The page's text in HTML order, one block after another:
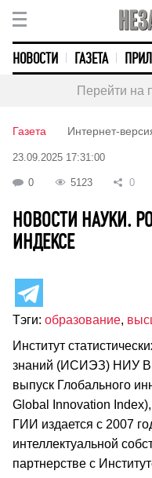
НОВОСТИ ГАЗЕТА
Перейти на
Газета Интернет-
23.09.2025 17:31:00
0 5123 0
НОВОСТИ НАУКИ.
ИНДЕКСЕ
Тэги: образование,
Институт
знаний (ИСИЭЗ) НИУ
выпуск Глобального
Global Innovation
ГИИ издается с 2007
интеллектуальной
партнерстве с